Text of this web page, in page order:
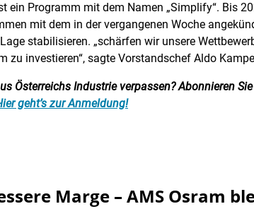
ein Programm mit dem Namen „Simplify“. Bis
mit dem in der vergangenen Woche
stabilisieren. „schärfen wir unsere
zu investieren“, sagte Vorstandschef Aldo
Österreichs Industrie verpassen? Abonnieren
geht’s zur Anmeldung!
Marge – AMS Osram